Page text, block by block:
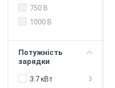
Technology
EU KEBA
EU Mennekes 1
750 В
1000 В
Потужність
зарядки
3.7 кВт 3